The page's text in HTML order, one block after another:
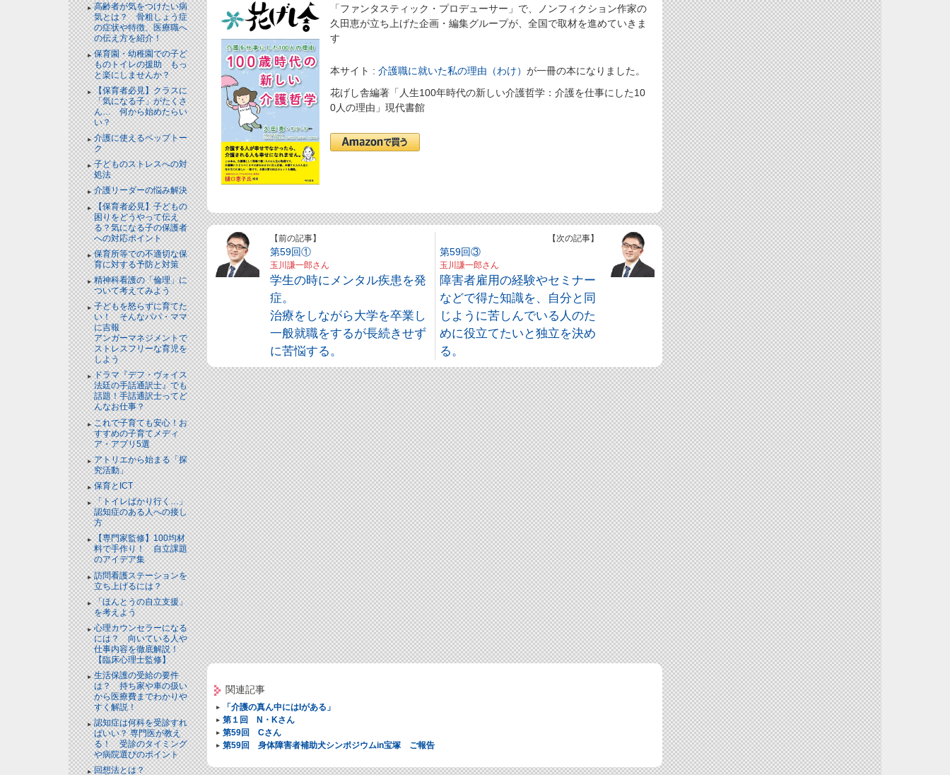
高齢者が気をつけたい病
気とは？ 骨粗しょう症
の症状や特徴、医療職へ
の伝え方を紹介！
保育園・幼稚園での子ど
ものトイレの援助 もっ
と楽にしませんか？
【保育者必見】クラスに
「気になる子」がたくさ
ん… 何から始めたらい
い？
介護に使えるペップトー
ク
子どものストレスへの対
処法
介護リーダーの悩み解決
【保育者必見】子どもの
困りをどうやって伝え
る？気になる子の保護者
への対応ポイント
保育所等での不適切な保
育に対する予防と対策
精神科看護の「倫理」に
ついて考えてみよう
子どもを怒らずに育てた
い！ そんなパパ・ママ
に吉報
アンガーマネジメントで
ストレスフリーな育児を
しよう
ドラマ『デフ・ヴォイス
法廷の手話通訳士』でも
話題！手話通訳士ってど
んなお仕事？
これで子育ても安心！お
すすめの子育てメディ
ア・アプリ5選
アトリエから始まる「探
究活動」
保育とICT
「トイレばかり行く…」
認知症のある人への接し
方
【専門家監修】100均材
料で手作り！ 自立課題
のアイデア集
訪問看護ステーションを
立ち上げるには？
「ほんとうの自立支援」
を考えよう
心理カウンセラーになる
には？ 向いている人や
仕事内容を徹底解説！
【臨床心理士監修】
生活保護の受給の要件
は？ 持ち家や車の扱い
から医療費までわかりや
すく解説！
認知症は何科を受診すれ
ばいい？ 専門医が教え
る！ 受診のタイミング
や病院選びのポイント
回想法とは？
「ファンタスティック・プロデューサー」で、ノンフィクション作家の
久田恵が立ち上げた企画・編集グループが、全国で取材を進めていきま
す
本サイト :介護職に就いた私の理由（わけ）が一冊の本になりました。
花げし舎編著「人生100年時代の新しい介護哲学：介護を仕事にした10
0人の理由」現代書館
【前の記事】
第59回①
玉川謙一郎さん
学生の時にメンタル疾患を発
症。
治療をしながら大学を卒業し
一般就職をするが長続きせず
に苦悩する。
【次の記事】
第59回③
玉川謙一郎さん
障害者雇用の経験やセミナー
などで得た知識を、自分と同
じように苦しんでいる人のた
めに役立てたいと独立を決め
る。
関連記事
「介護の真ん中にはIがある」
第１回 N・Kさん
第59回 Cさん
第59回 身体障害者補助犬シンポジウムin宝塚 ご報告